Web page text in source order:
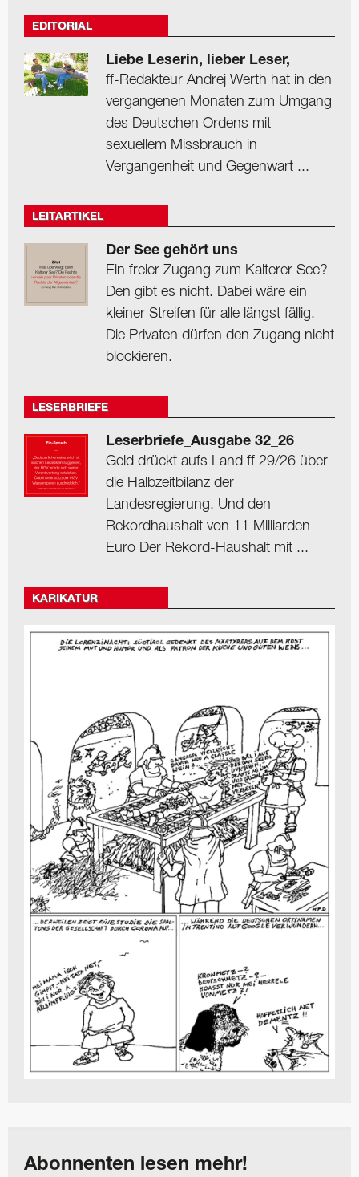
EDITORIAL
Liebe Leserin, lieber Leser,
ff-Redakteur Andrej Werth hat in den
vergangenen Monaten zum Umgang
des Deutschen Ordens mit
sexuellem Missbrauch in
Vergangenheit und Gegenwart ...
LEITARTIKEL
Der See gehört uns
Ein freier Zugang zum Kalterer See?
Den gibt es nicht. Dabei wäre ein
kleiner Streifen für alle längst fällig.
Die Privaten dürfen den Zugang nicht
blockieren.
LESERBRIEFE
Leserbriefe_Ausgabe 32_26
Geld drückt aufs Land ff 29/26 über
die Halbzeitbilanz der
Landesregierung. Und den
Rekordhaushalt von 11 Milliarden
Euro Der Rekord-Haushalt mit ...
KARIKATUR
Abonnenten lesen mehr!